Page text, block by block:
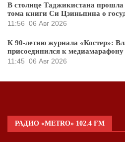
В столице Таджикистана прошла
тома книги Си Цзиньпина о
11:56 06 Авг 2026
К 90-летию журнала «Костер»:
присоединился к медиамарафону
11:45 06 Авг 2026
РАДИО «METRO» 102.4 FM